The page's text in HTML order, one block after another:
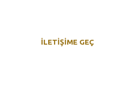
İLETİŞİME GEÇ